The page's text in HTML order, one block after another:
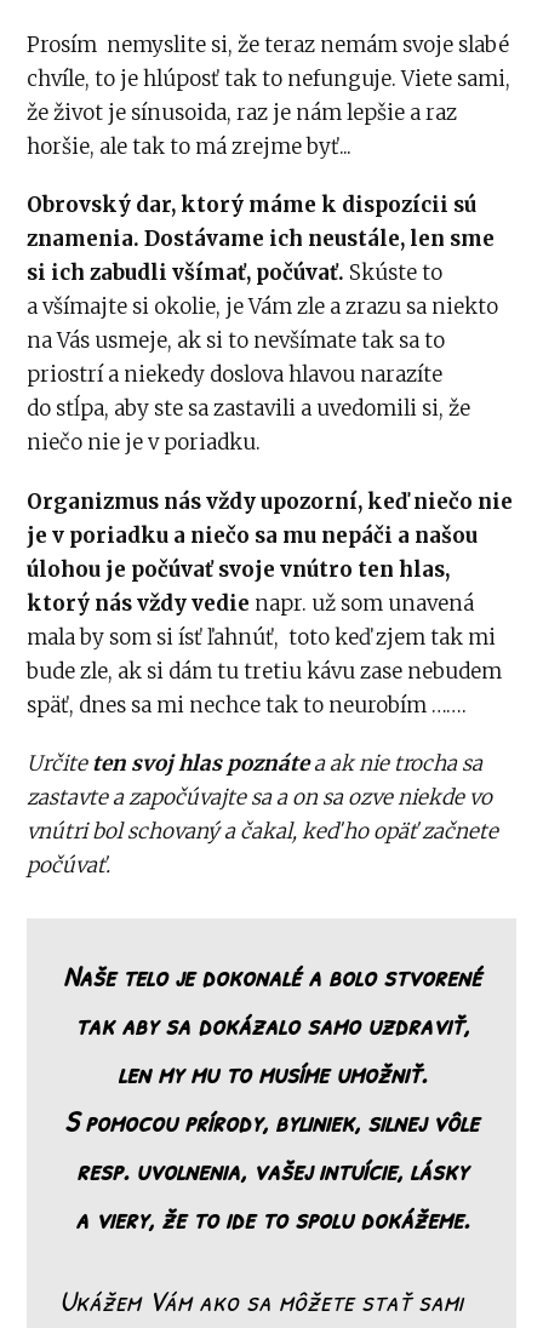
Prosím nemyslite si, že teraz nemám svoje slabé
chvíle, to je hlúposť tak to nefunguje. Viete sami,
že život je sínusoida, raz je nám lepšie a raz
horšie, ale tak to má zrejme byť...
Obrovský dar, ktorý máme k dispozícii sú
znamenia. Dostávame ich neustále, len sme
si ich zabudli všímať, počúvať. Skúste to
a všímajte si okolie, je Vám zle a zrazu sa niekto
na Vás usmeje, ak si to nevšímate tak sa to
priostrí a niekedy doslova hlavou narazíte
do stĺpa, aby ste sa zastavili a uvedomili si, že
niečo nie je v poriadku.
Organizmus nás vždy upozorní, keď niečo nie
jev poriadku a niečo sa mu nepáči a našou
úlohou je počúvať svoje vnútro ten hlas,
ktorý nás vždy vedie napr. už som unavená
mala by som si ísť ľahnúť, toto keď zjem tak mi
bude zle, ak si dám tu tretiu kávu zase nebudem
späť, dnes sa mi nechce tak to neurobím …….
Určiteten svoj hlas poznátea ak nie trocha sa
zastavte a započúvajte sa a on sa ozve niekde vo
vnútri bol schovaný a čakal, keď ho opäť začnete
počúvať.
Naše telo je dokonalé a bolo stvorené
tak aby sa dokázalo samo uzdraviť,
len my mu to musíme umožniť.
S pomocou prírody, byliniek, silnej vôle
resp. uvoľnenia, vašej intuície, lásky
a viery, že to ide to spolu dokážeme.
Ukážem Vám ako sa môžete stať sami